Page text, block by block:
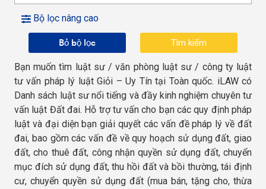
Bộ lọc nâng cao
Bỏ bộ lọc
Bạn muốn tìm luật sư / văn phòng luật sư / công ty luật
tư vấn pháp lý luật Giỏi – Uy Tín tại Toàn quốc. iLAW có
Danh sách luật sư nổi tiếng và đầy kinh nghiệm chuyên tư
vấn luật Đất đai. Hỗ trợ tư vấn cho bạn các quy định pháp
luật và đại diện bạn giải quyết các vấn đề pháp lý về đất
đai, bao gồm các vấn đề về quy hoạch sử dụng đất, giao
đất, cho thuê đất, công nhận quyền sử dụng đất, chuyển
mục đích sử dụng đất, thu hồi đất và bồi thường, tái định
cư, chuyển quyền sử dụng đất (mua bán, tặng cho, thừa